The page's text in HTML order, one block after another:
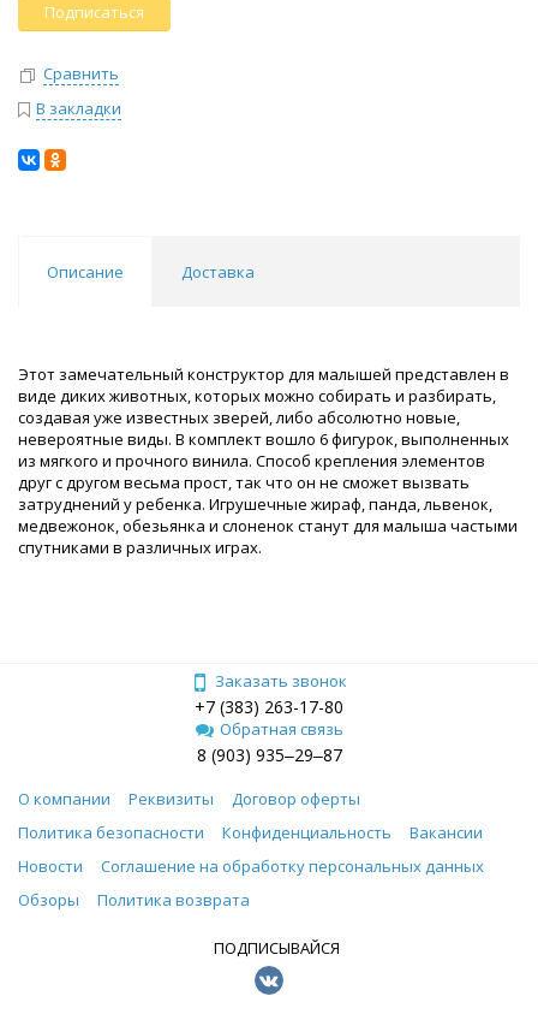
Подписаться
Сравнить
В закладки
Описание Доставка
Этот замечательный конструктор для малышей представлен в
виде диких животных, которых можно собирать и разбирать,
создавая уже известных зверей, либо абсолютно новые,
невероятные виды. В комплект вошло 6 фигурок, выполненных
из мягкого и прочного винила. Способ крепления элементов
друг с другом весьма прост, так что он не сможет вызвать
затруднений у ребенка. Игрушечные жираф, панда, львенок,
медвежонок, обезьянка и слоненок станут для малыша частыми
спутниками в различных играх.
Заказать звонок
+7 (383) 263-17-80
Обратная связь
8 (903) 935‒29‒87
О компании Реквизиты
Договор оферты
Политика безопасности
Конфиденциальность
Вакансии
Новости
Соглашение на обработку персональных данных
Обзоры
Политика возврата
ПОДПИСЫВАЙСЯ